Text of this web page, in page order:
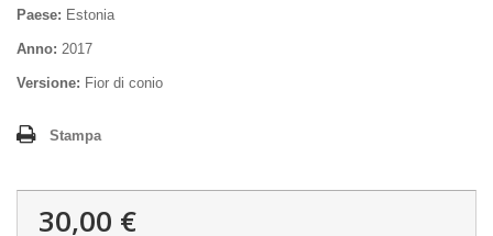
Paese: Estonia
Anno: 2017
Versione: Fior di conio
Stampa
30,00 €